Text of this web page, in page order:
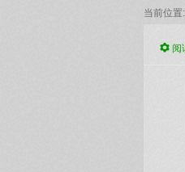
当前位置:
阅